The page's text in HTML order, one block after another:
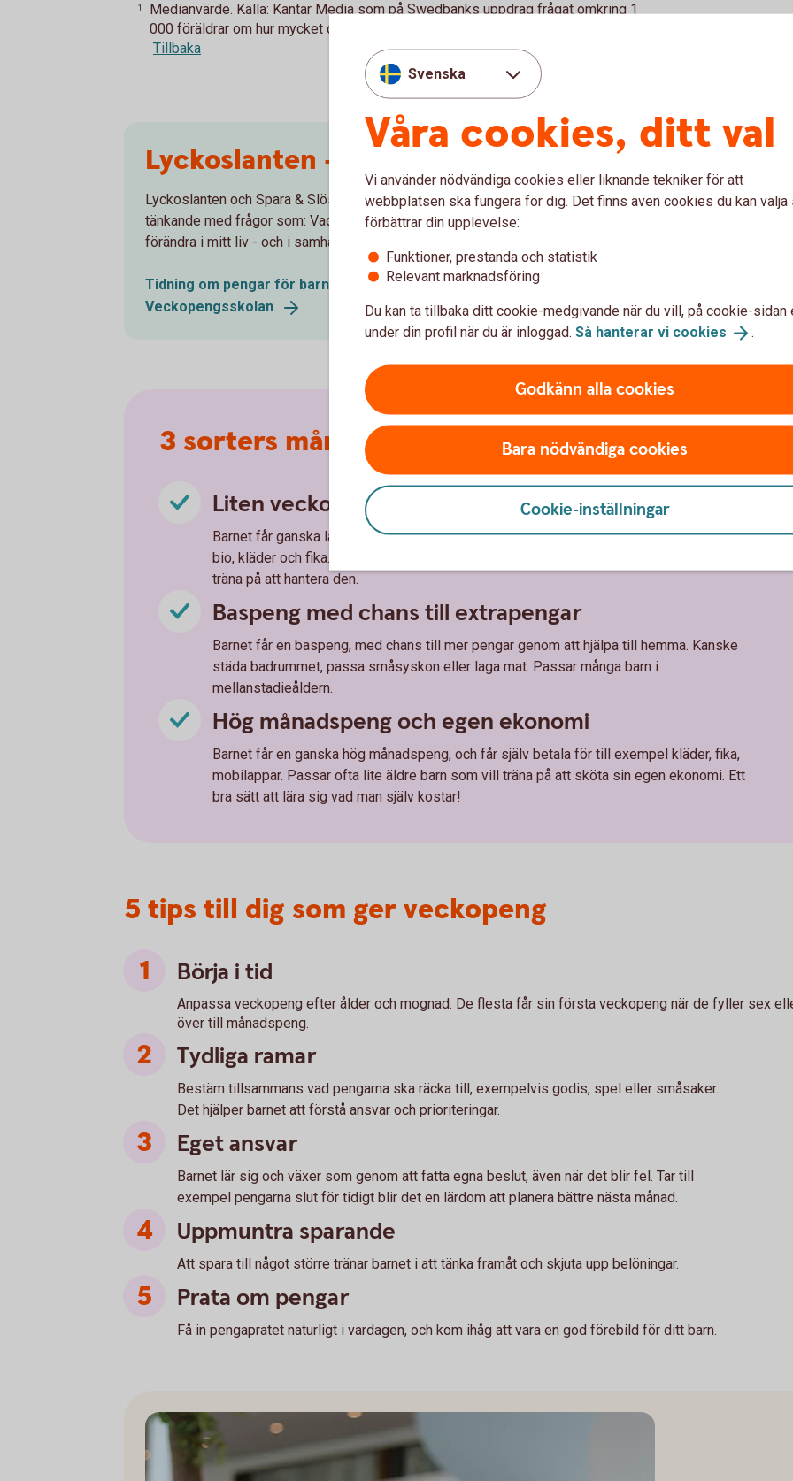
1
Medianvärde. Källa: Kantar Media som på Swedbanks uppdrag frågat omkring 1
000 föräldrar om hur mycket de ger i veckopeng till sina barn (oktober 2025).
Tillbaka
Lyckoslanten – barnens egen ekonomitidning
Lyckoslanten och Spara & Slösa har i många år inspirerat barn till ekonomiskt hållbart
tänkande med frågor som: Vad är privatekonomi? Hur når jag mina drömmar? Vad vill jag
förändra i mitt liv - och i samhället?
Tidning om pengar för barn,
Lyckoslanten
Veckopengsskolan
3 sorters månadspeng – vad passar er familj?
Liten veckopeng för småköp
Barnet får ganska låg veckopeng för småköp, men slipper betala för större saker som
bio, kläder och fika. Passar ofta yngre barn som just har börjat få veckopeng och som ska
träna på att hantera den.
Baspeng med chans till extrapengar
Barnet får en baspeng, med chans till mer pengar genom att hjälpa till hemma. Kanske
städa badrummet, passa småsyskon eller laga mat. Passar många barn i
mellanstadieåldern.
Hög månadspeng och egen ekonomi
Barnet får en ganska hög månadspeng, och får själv betala för till exempel kläder, fika,
mobilappar. Passar ofta lite äldre barn som vill träna på att sköta sin egen ekonomi. Ett
bra sätt att lära sig vad man själv kostar!
5 tips till dig som ger veckopeng
Börja i tid
Anpassa veckopeng efter ålder och mognad. De flesta får sin första veckopeng när de fyller sex
över till månadspeng.
Tydliga ramar
Bestäm tillsammans vad pengarna ska räcka till, exempelvis godis, spel eller småsaker.
Det hjälper barnet att förstå ansvar och prioriteringar.
Eget ansvar
Barnet lär sig och växer som genom att fatta egna beslut, även när det blir fel. Tar till
exempel pengarna slut för tidigt blir det en lärdom att planera bättre nästa månad.
Uppmuntra sparande
Att spara till något större tränar barnet i att tänka framåt och skjuta upp belöningar.
Prata om pengar
Få in pengapratet naturligt i vardagen, och kom ihåg att vara en god förebild för ditt barn.
Svenska
Våra cookies, ditt val
Vi använder nödvändiga cookies eller liknande tekniker för att
webbplatsen ska fungera för dig. Det finns även cookies du kan välja
förbättrar din upplevelse:
Funktioner, prestanda och statistik
Relevant marknadsföring
Du kan ta tillbaka ditt cookie-medgivande när du vill, på cookie-sidan
under din profil när du är inloggad. Så hanterar vi cookies .
Godkänn alla cookies
Bara nödvändiga cookies
Cookie-inställningar